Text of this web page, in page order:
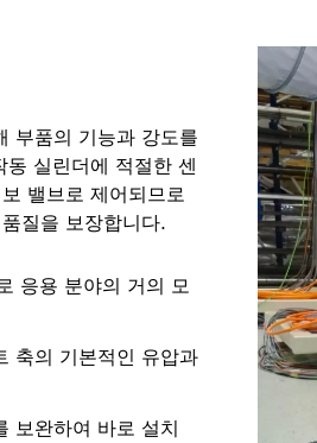
부품의 기능과 강도를
실린더에 적절한 센
밸브로 제어되므로
질을 보장합니다.
응용 분야의 거의 모
축의 기본적인 유압과
보완하여 바로 설치